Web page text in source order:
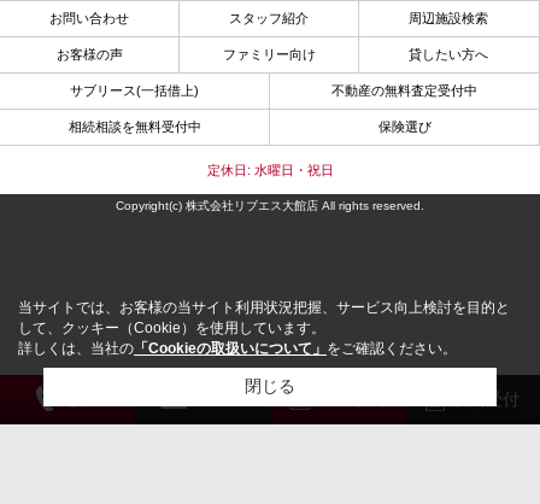
解約受付
お問い合わせ スタッフ紹介 周辺施設検索
お客様の声 ファミリー向け 貸したい方へ
サブリース(一括借上) 不動産の無料査定受付中
相続相談を無料受付中 保険選び
定休日: 水曜日・祝日
Copyright(c) 株式会社リブエス大館店 All rights reserved.
当サイトでは、お客様の当サイト利用状況把握、サービス向上検討を目的と
して、クッキー（Cookie）を使用しています。
詳しくは、当社の 「Cookieの取扱いについて」 をご確認ください。
閉じる